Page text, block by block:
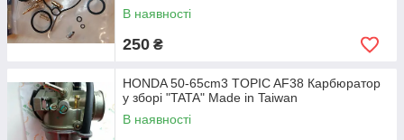
В наявності
250 ₴
HONDA 50-65cm3 TOPIC AF38 Карбюратор
у зборі "TATA" Made in Taiwan
В наявності